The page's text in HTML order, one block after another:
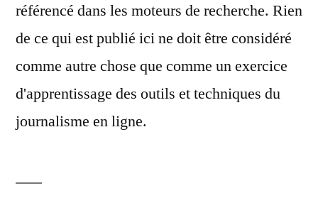
référencé dans les moteurs de recherche. Rien
de ce qui est publié ici ne doit être considéré
comme autre chose que comme un exercice
d'apprentissage des outils et techniques du
journalisme en ligne.